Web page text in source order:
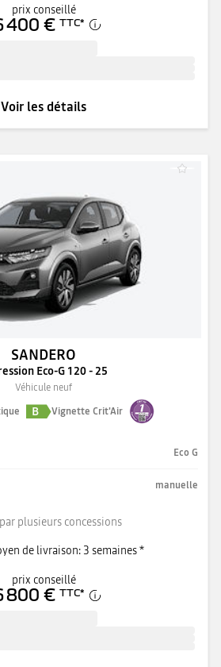
prix conseillé
400 € TTC*
Voir les détails
SANDERO
Eco-G 120 - 25
Véhicule neuf
B Vignette Crit'Air
Eco G
manuelle
plusieurs concessions
de livraison: 3 semaines *
prix conseillé
800 € TTC*